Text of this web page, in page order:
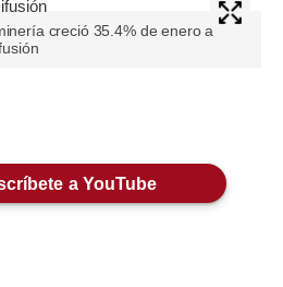
creció 35.4% de enero a
a YouTube